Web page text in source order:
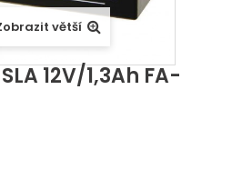
větší
12V/1,3Ah FA-